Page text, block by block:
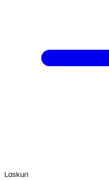
Laskuri